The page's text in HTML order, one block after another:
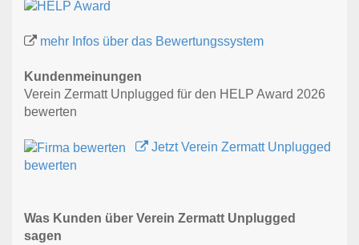
mehr Infos über das Bewertungssystem
Kundenmeinungen
Verein Zermatt Unplugged für den HELP Award 2026
bewerten
Jetzt Verein Zermatt Unplugged
bewerten
Was Kunden über Verein Zermatt Unplugged
sagen